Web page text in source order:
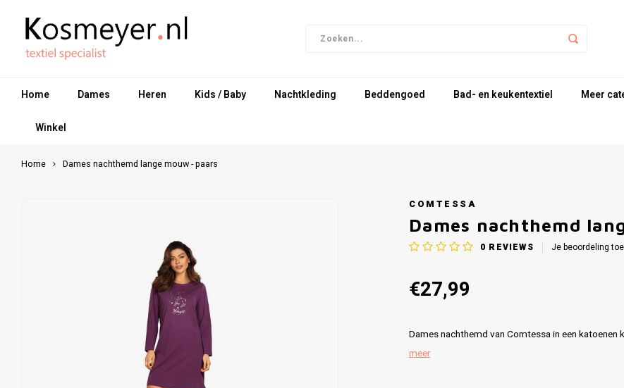
Home Dames Heren Kids / Baby Nachtkleding Beddengoed Bad- en keukentextiel Meer
Winkel
Home Dames nachthemd lange mouw - paars
COMTESSA
Dames nachthemd
0 REVIEWS Je beoordeling
€27,99
Dames nachthemd van Comtessa in een
meer